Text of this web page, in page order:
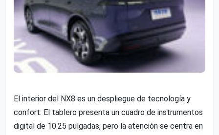
El interior del NX8 es un despliegue de tecnología y
confort. El tablero presenta un cuadro de instrumentos
digital de 10.25 pulgadas, pero la atención se centra en